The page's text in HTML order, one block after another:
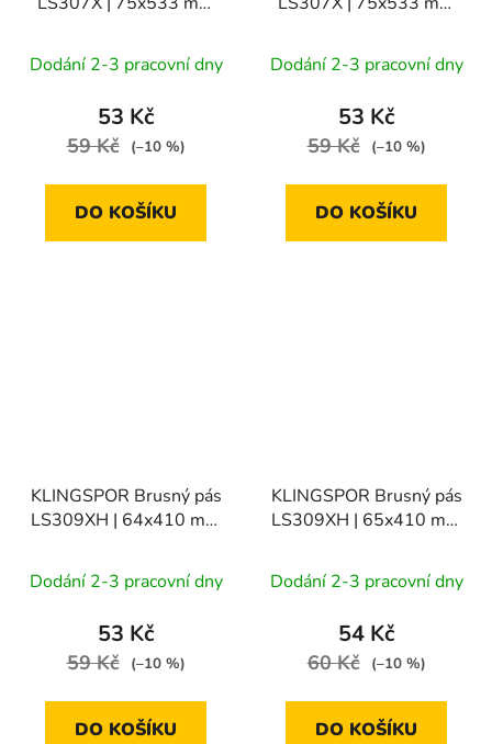
Dodání 2-3 pracovní dny
53 Kč
59 Kč (–10 %)
DO KOŠÍKU
Dodání 2-3 pracovní dny
53 Kč
59 Kč (–10 %)
DO KOŠÍKU
KLINGSPOR Brusný pás
LS309XH | 64x410 mm
Dodání 2-3 pracovní dny
53 Kč
59 Kč (–10 %)
DO KOŠÍKU
KLINGSPOR Brusný pás
LS309XH | 65x410 mm
Dodání 2-3 pracovní dny
54 Kč
60 Kč (–10 %)
DO KOŠÍKU